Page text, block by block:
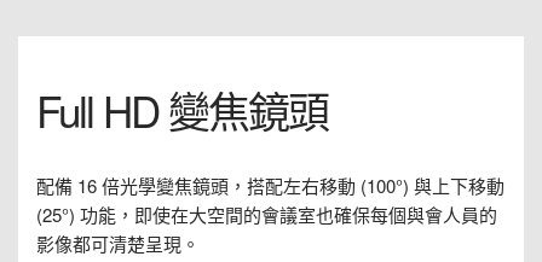
Full HD 變焦鏡頭
配備 16 倍光學變焦鏡頭，搭配左右移動 (100°) 與上下移動
(25°) 功能，即使在大空間的會議室也確保每個與會人員的
影像都可清楚呈現。